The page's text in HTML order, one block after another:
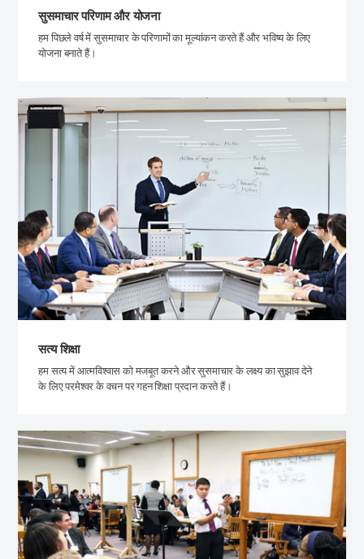
सुसमाचार परिणाम और योजना
हम पिछले वर्ष में सुसमाचार के परिणामों का मूल्यांकन करते हैं और भविष्य के लिए
योजना बनाते हैं।
सत्य शिक्षा
हम सत्य में आत्मविश्वास को मजबूत करने और सुसमाचार के लक्ष्य का सुझाव देने
के लिए परमेश्वर के वचन पर गहन शिक्षा प्रदान करते हैं।